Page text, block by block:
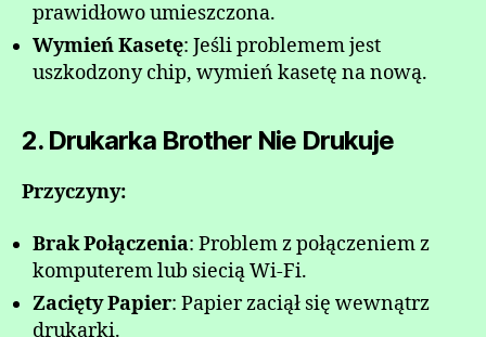
prawidłowo umieszczona.
Wymień Kasetę: Jeśli problemem jest
uszkodzony chip, wymień kasetę na nową.
2. Drukarka Brother Nie Drukuje
Przyczyny:
Brak Połączenia: Problem z połączeniem z
komputerem lub siecią Wi-Fi.
Zacięty Papier: Papier zaciął się wewnątrz
drukarki.